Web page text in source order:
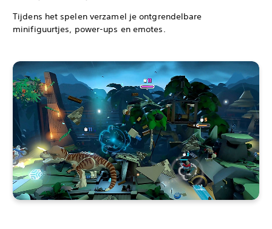
Tijdens het spelen verzamel je ontgrendelbare
minifiguurtjes, power-ups en emotes.